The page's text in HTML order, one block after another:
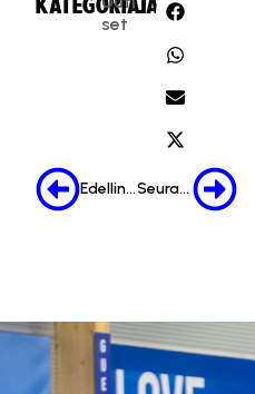
KATEGORIA:
set
JAA:
Edellinen Seuraava